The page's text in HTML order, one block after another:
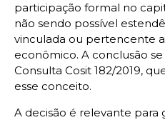
participação formal no
não sendo possível
vinculada ou pertencente
econômico. A conclusão
Consulta Cosit 182/2019,
esse conceito.
A decisão é relevante para